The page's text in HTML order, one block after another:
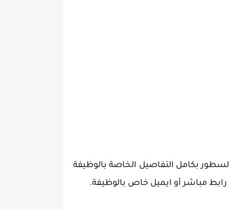
بكامل التفاصيل الخاصة بالوظيفة
مباشر أو ايميل خاص بالوظيفة.